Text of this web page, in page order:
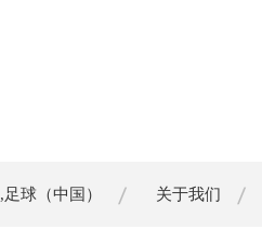
球（中国） 关于我们